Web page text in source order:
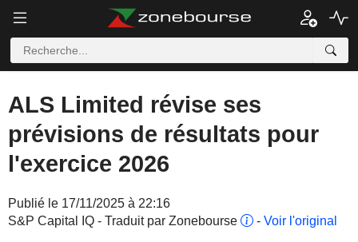
ALS Limited révise ses
prévisions de résultats pour
l'exercice 2026
Publié le 17/11/2025 à 22:16
S&P Capital IQ - Traduit par Zonebourse
- Voir l'original